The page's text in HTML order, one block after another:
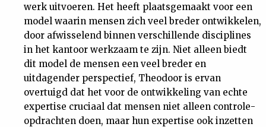
werk uitvoeren. Het heeft plaatsgemaakt voor een
model waarin mensen zich veel breder ontwikkelen,
door afwisselend binnen verschillende disciplines
in het kantoor werkzaam te zijn. Niet alleen biedt
dit model de mensen een veel breder en
uitdagender perspectief, Theodoor is ervan
overtuigd dat het voor de ontwikkeling van echte
expertise cruciaal dat mensen niet alleen controle-
opdrachten doen, maar hun expertise ook inzetten